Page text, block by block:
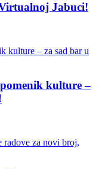
Jabuci!
kulture –